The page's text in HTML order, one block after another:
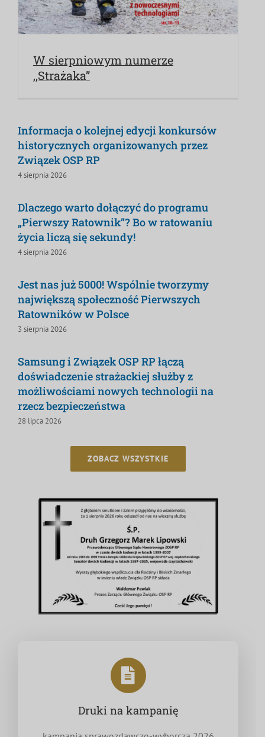
W sierpniowym numerze
,,Strażaka”
Informacja o kolejnej edycji konkursów
historycznych organizowanych przez
Związek OSP RP
4 sierpnia 2026
Dlaczego warto dołączyć do programu
„Pierwszy Ratownik”? Bo w ratowaniu
życia liczą się sekundy!
4 sierpnia 2026
Jest nas już 5000! Wspólnie tworzymy
największą społeczność Pierwszych
Ratowników w Polsce
3 sierpnia 2026
Samsung i Związek OSP RP łączą
doświadczenie strażackiej służby z
możliwościami nowych technologii na
rzecz bezpieczeństwa
28 lipca 2026
ZOBACZ WSZYSTKIE
Druki na kampanię